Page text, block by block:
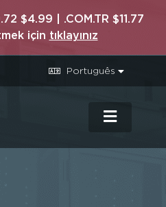
$4.99 | .COM.TR $11.77
için tıklayınız
Português